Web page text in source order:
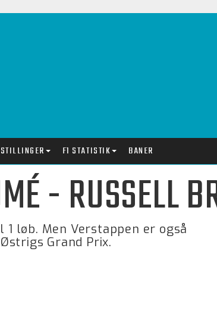
F1 STATISTIK BANER
- RUSSELL
løb. Men Verstappen er også
Grand Prix.